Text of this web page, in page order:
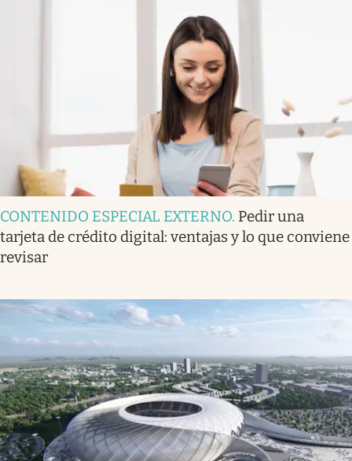
CONTENIDO ESPECIAL EXTERNO. Pedir una
tarjeta de crédito digital: ventajas y lo que conviene
revisar